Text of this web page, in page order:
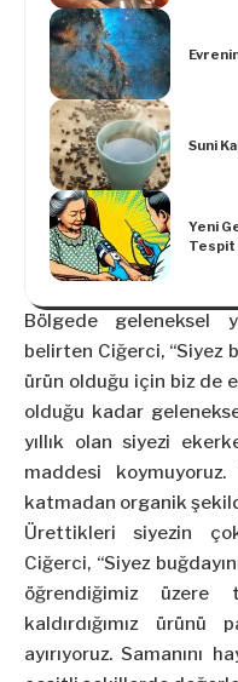
Suni
Yeni
Tespit
Bölgede geleneksel
belirten Ciğerci, “Siyez
ürün olduğu için biz de
olduğu kadar
yıllık olan siyezi
maddesi
katmadan organik
Ürettikleri siyezin
Ciğerci, “Siyez
öğrendiğimiz üzere
kaldırdığımız ürünü
ayırıyoruz. Samanını